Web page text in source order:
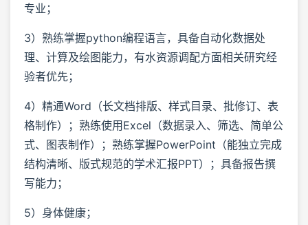
专业；
3）熟练掌握python编程语言，具备自动化数据处
理、计算及绘图能力，有水资源调配方面相关研究经
验者优先；
4）精通Word（长文档排版、样式目录、批修订、表
格制作）；熟练使用Excel（数据录入、筛选、简单公
式、图表制作）；熟练掌握PowerPoint（能独立完成
结构清晰、版式规范的学术汇报PPT）；具备报告撰
写能力；
5）身体健康；